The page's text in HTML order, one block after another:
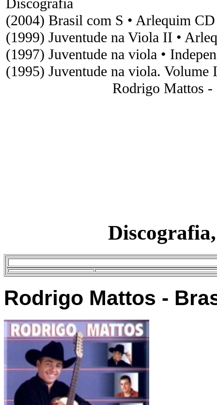
Discografia
(2004) Brasil com S • Arlequim CD
(1999) Juventude na Viola II •
(1997) Juventude na viola •
(1995) Juventude na viola. Volume
Rodrigo Mattos
Rodrigo Mattos -